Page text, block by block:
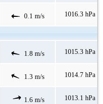
0.1 m/s 1016.3 hPa
1.8 m/s 1015.3 hPa
1.3 m/s 1014.7 hPa
1.6 m/s 1013.1 hPa